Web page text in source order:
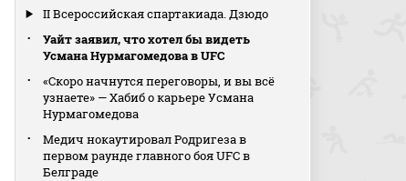
II Всероссийская спартакиада. Дзюдо
Уайт заявил, что хотел бы видеть
Усмана Нурмагомедова в UFC
«Скоро начнутся переговоры, и вы всё
узнаете» — Хабиб о карьере Усмана
Нурмагомедова
Медич нокаутировал Родригеза в
первом раунде главного боя UFC в
Белграде